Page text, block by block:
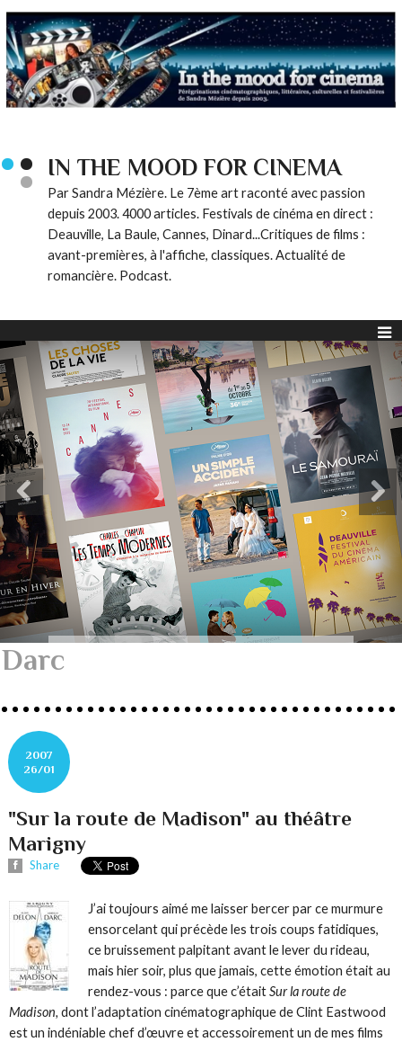
IN THE MOOD FOR CINEMA
Par Sandra Mézière. Le 7ème art raconté avec passion
depuis 2003. 4000 articles. Festivals de cinéma en direct :
Deauville, La Baule, Cannes, Dinard...Critiques de films :
avant-premières, à l'affiche, classiques. Actualité de
romancière. Podcast.
Darc
2007
26/01
"Sur la route de Madison" au théâtre
Marigny
Share
J’ai toujours aimé me laisser bercer par ce murmure
ensorcelant qui précède les trois coups fatidiques,
ce bruissement palpitant avant le lever du rideau,
mais hier soir, plus que jamais, cette émotion était au
rendez-vous : parce que c’étaitSur la route de
Madison, dont l’adaptation cinématographique de Clint Eastwood
est un indéniable chef d’œuvre et accessoirement un de mes films